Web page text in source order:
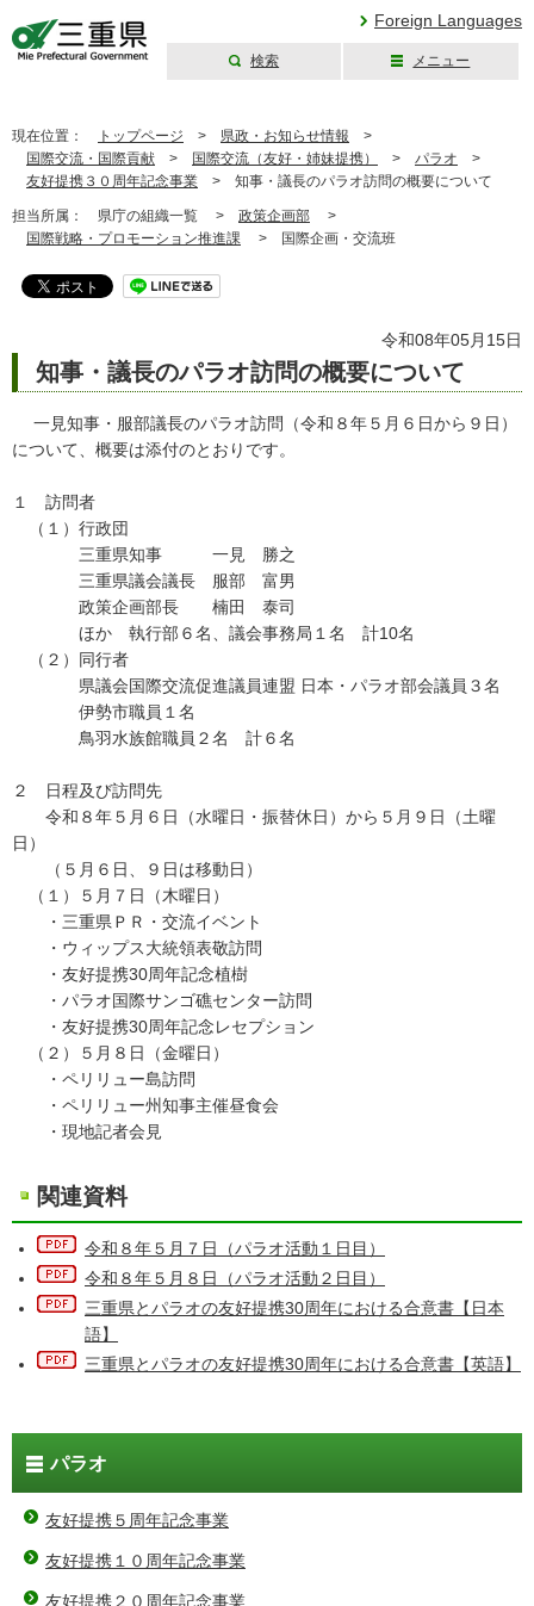
Foreign Languages
検索 メニュー
現在位置： トップページ > 県政・お知らせ情報 >
国際交流・国際貢献 > 国際交流（友好・姉妹提携） > パラオ >
友好提携３０周年記念事業 > 知事・議長のパラオ訪問の概要について
担当所属： 県庁の組織一覧 > 政策企画部 >
国際戦略・プロモーション推進課 > 国際企画・交流班
令和08年05月15日
知事・議長のパラオ訪問の概要について
一見知事・服部議長のパラオ訪問（令和８年５月６日から９日）
について、概要は添付のとおりです。
１ 訪問者
（１）行政団
三重県知事 一見 勝之
三重県議会議長 服部 富男
政策企画部長 楠田 泰司
ほか 執行部６名、議会事務局１名 計10名
（２）同行者
県議会国際交流促進議員連盟 日本・パラオ部会議員３名
伊勢市職員１名
鳥羽水族館職員２名 計６名
２ 日程及び訪問先
令和８年５月６日（水曜日・振替休日）から５月９日（土曜
日）
（５月６日、９日は移動日）
（１）５月７日（木曜日）
・三重県ＰＲ・交流イベント
・ウィップス大統領表敬訪問
・友好提携30周年記念植樹
・パラオ国際サンゴ礁センター訪問
・友好提携30周年記念レセプション
（２）５月８日（金曜日）
・ペリリュー島訪問
・ペリリュー州知事主催昼食会
・現地記者会見
関連資料
令和８年５月７日（パラオ活動１日目）
令和８年５月８日（パラオ活動２日目）
三重県とパラオの友好提携30周年における合意書【日本
語】
三重県とパラオの友好提携30周年における合意書【英語】
パラオ
友好提携５周年記念事業
友好提携１０周年記念事業
友好提携２０周年記念事業